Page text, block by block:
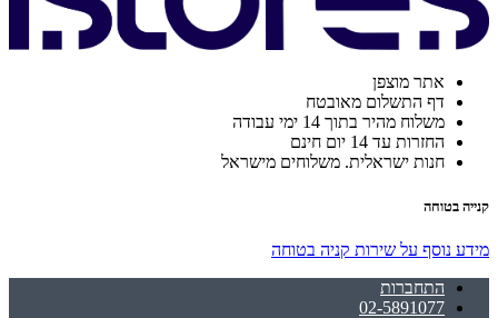
אתר מוצפן
דף התשלום מאובטח
משלוח מהיר בתוך 14 ימי עבודה
החזרות עד 14 יום חינם
חנות ישראלית. משלוחים מישראל
קנייה בטוחה
מידע נוסף על שירות קניה בטוחה
התחברות
02-5891077